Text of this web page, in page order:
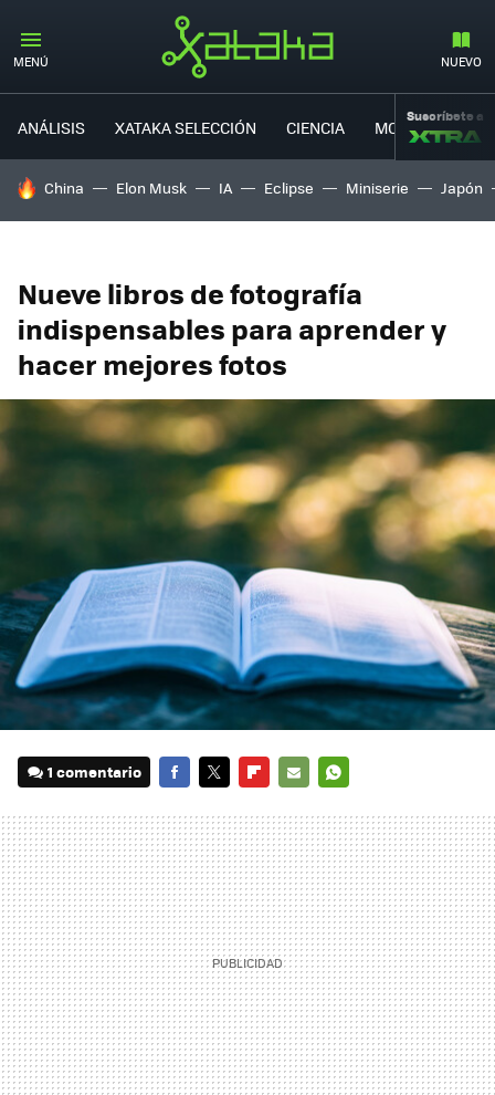
MENÚ NUEVO
ANÁLISIS XATAKA SELECCIÓN CIENCIA MOVILIDAD
Suscríbete a
HOY SE HABLA DE
China Elon Musk IA Eclipse Miniserie Japón
Nueve libros de fotografía
indispensables para aprender y
hacer mejores fotos
1 comentario
MAIL